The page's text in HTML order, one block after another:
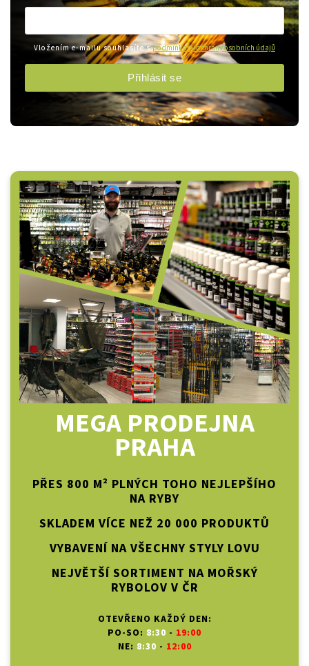
MEGA PRODEJNA
PRAHA
PŘES 800 M² PLNÝCH TOHO NEJLEPŠÍHO
NA RYBY
SKLADEM VÍCE NEŽ 20 000 PRODUKTŮ
VYBAVENÍ NA VŠECHNY STYLY LOVU
NEJVĚTŠÍ SORTIMENT NA MOŘSKÝ
RYBOLOV V ČR
OTEVŘENO KAŽDÝ DEN:
PO-SO: 8:30 - 19:00
NE: 8:30 - 12:00
Vložením e-mailu souhlasíte spodmínkami ochrany osobních údajů
Přihlásit se